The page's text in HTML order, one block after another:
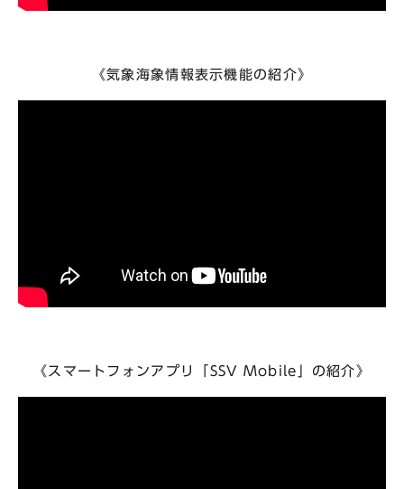
《気象海象情報表示機能の紹介》
《スマートフォンアプリ「SSV Mobile」の紹介》